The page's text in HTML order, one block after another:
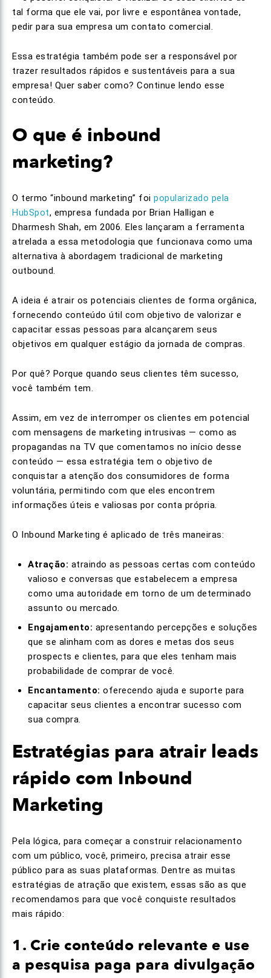
tal forma que ele vai, por livre e espontânea vontade,
pedir para sua empresa um contato comercial.
Essa estratégia também pode ser a responsável por
trazer resultados rápidos e sustentáveis para a sua
empresa! Quer saber como? Continue lendo esse
conteúdo.
O que é inbound
marketing?
O termo “inbound marketing” foi popularizado pela
HubSpot, empresa fundada por Brian Halligan e
Dharmesh Shah, em 2006. Eles lançaram a ferramenta
atrelada a essa metodologia que funcionava como uma
alternativa à abordagem tradicional de marketing
outbound.
A ideia é atrair os potenciais clientes de forma orgânica,
fornecendo conteúdo útil com objetivo de valorizar e
capacitar essas pessoas para alcançarem seus
objetivos em qualquer estágio da jornada de compras.
Por quê? Porque quando seus clientes têm sucesso,
você também tem.
Assim, em vez de interromper os clientes em potencial
com mensagens de marketing intrusivas — como as
propagandas na TV que comentamos no início desse
conteúdo — essa estratégia tem o objetivo de
conquistar a atenção dos consumidores de forma
voluntária, permitindo com que eles encontrem
informações úteis e valiosas por conta própria.
O Inbound Marketing é aplicado de três maneiras:
Atração: atraindo as pessoas certas com conteúdo
valioso e conversas que estabelecem a empresa
como uma autoridade em torno de um determinado
assunto ou mercado.
Engajamento: apresentando percepções e soluções
que se alinham com as dores e metas dos seus
prospects e clientes, para que eles tenham mais
probabilidade de comprar de você.
Encantamento: oferecendo ajuda e suporte para
capacitar seus clientes a encontrar sucesso com
sua compra.
Estratégias para atrair leads
rápido com Inbound
Marketing
Pela lógica, para começar a construir relacionamento
com um público, você, primeiro, precisa atrair esse
público para as suas plataformas. Dentre as muitas
estratégias de atração que existem, essas são as que
recomendamos para que você conquiste resultados
mais rápido:
1. Crie conteúdo relevante e use
a pesquisa paga para divulgação